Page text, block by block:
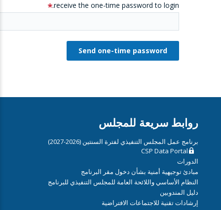
receive the one-time password to login.
روابط سريعة للمجلس
برنامج عمل المجلس التنفيذي لفترة السنتين (2026-2027)
CSP Data Portal
الدورات
مبادئ توجيهية أمنية بشأن دخول مقر البرنامج
النظام الأساسي واللائحة العامة للمجلس التنفيذي للبرنامج
دليل المندوبين
إرشادات تقنية للاجتماعات الافتراضية